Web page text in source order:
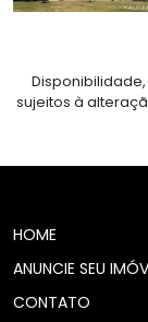
sujeitos à
HOME
ANUNCIE SEU
CONTATO